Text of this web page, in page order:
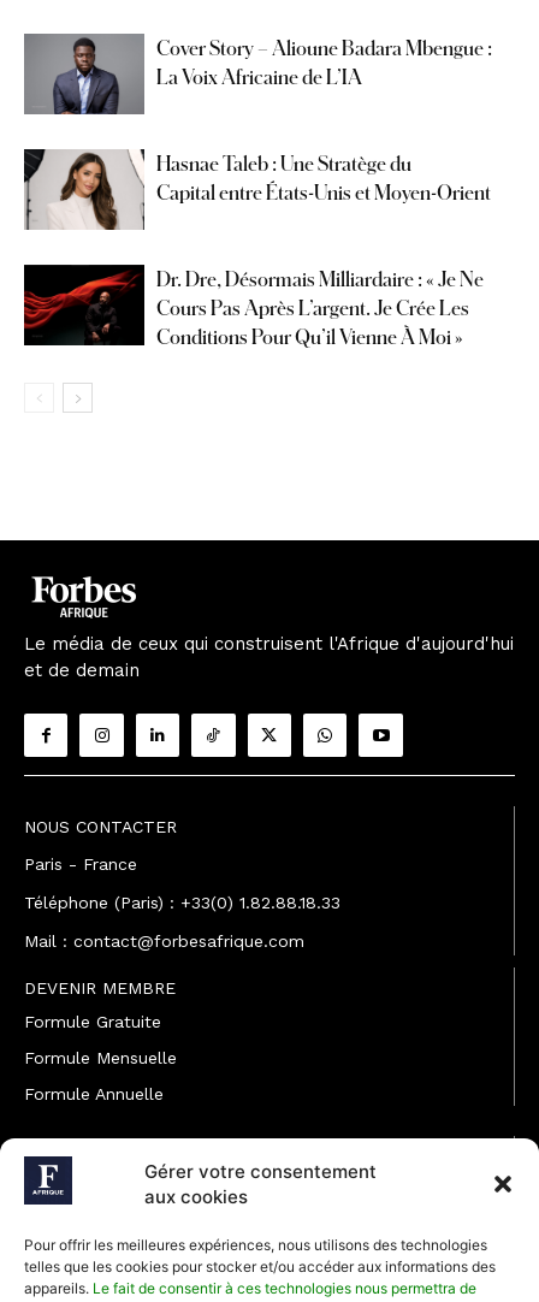
Gérer votre consentement
aux cookies
Pour offrir les meilleures expériences, nous utilisons des technologies
telles que les cookies pour stocker et/ou accéder aux informations des
appareils. Le fait de consentir à ces technologies nous permettra de
Cover Story – Alioune Badara Mbengue :
La Voix Africaine de L’IA
Hasnae Taleb : Une Stratège du
Capital entre États-Unis et Moyen-Orient
Dr. Dre, Désormais Milliardaire : « Je Ne
Cours Pas Après L’argent. Je Crée Les
Conditions Pour Qu’il Vienne À Moi »
Le média de ceux qui construisent l'Afrique d'aujourd'hui
et de demain
NOUS CONTACTER
Paris - France
Téléphone (Paris) : +33(0) 1.82.88.18.33
Mail : contact@forbesafrique.com
DEVENIR MEMBRE
Formule Gratuite
Formule Mensuelle
Formule Annuelle
JOINDRE L'ÉQUIPE
Rédaction
Développement commercial
Communiquer avec Forbes Afrique